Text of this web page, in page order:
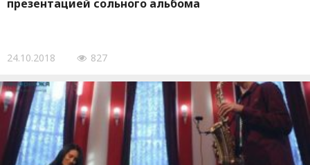
презентацией сольного альбома
24.10.2018 827